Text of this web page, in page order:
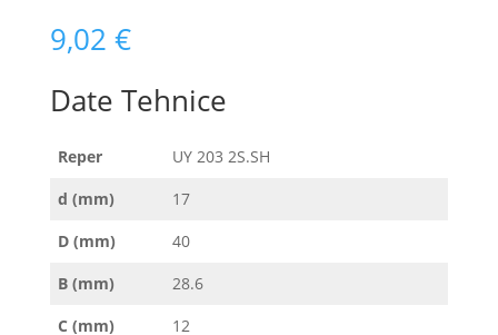
9,02 €
Date Tehnice
Reper
UY 203 2S.SH
d (mm)
17
D (mm)
40
B (mm)
28.6
C (mm)
12